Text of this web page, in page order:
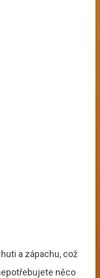
a zápachu, což
něco